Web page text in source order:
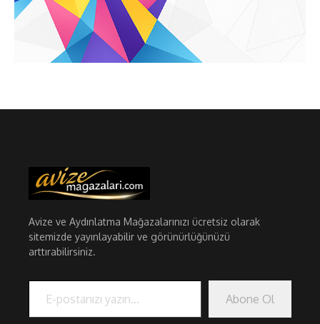
Avize ve Aydınlatma Mağazalarınızı ücretsiz olarak
sitemizde yayınlayabilir ve görünürlüğünüzü
arttırabilirsiniz.
E-postanızı yazın…
Abone Ol